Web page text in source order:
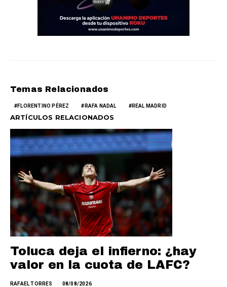
Temas Relacionados
FLORENTINO PÉREZ RAFA NADAL REAL MADRID
ARTÍCULOS RELACIONADOS
Toluca deja el infierno: ¿hay
valor en la cuota de LAFC?
RAFAEL TORRES 08/08/2026